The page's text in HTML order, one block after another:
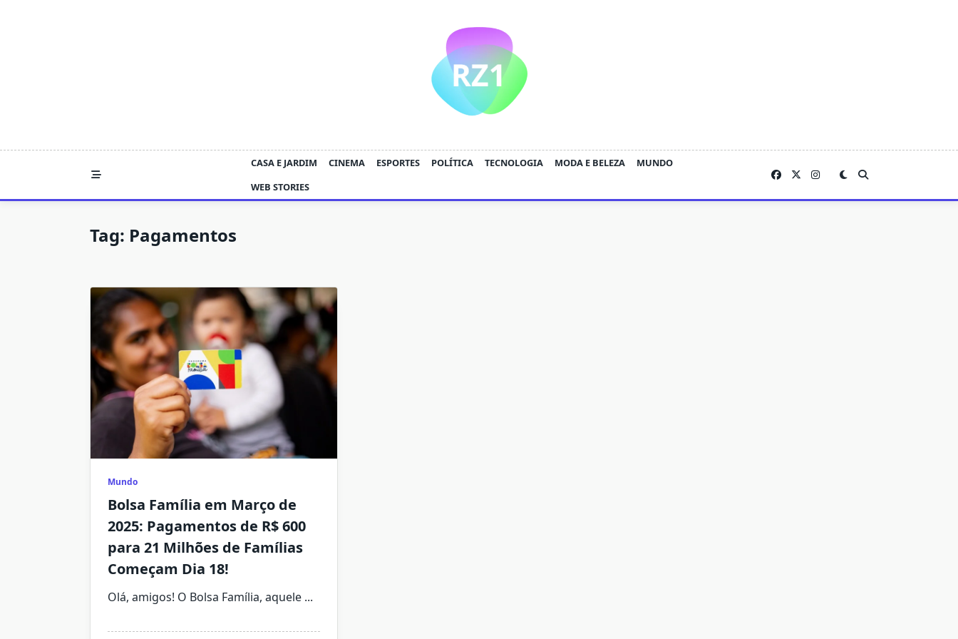
CASA E JARDIM CINEMA ESPORTES POLÍTICA TECNOLOGIA MODA E BELEZA
MUNDO
WEB STORIES
Tag: Pagamentos
Mundo
Bolsa Família em Março de
2025: Pagamentos de R$ 600
para 21 Milhões de Famílias
Começam Dia 18!
Olá, amigos! O Bolsa Família, aquele ...